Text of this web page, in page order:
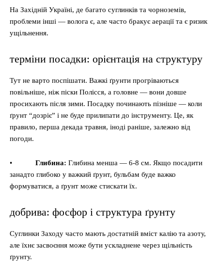
На Західній Україні, де багато суглинків та чорноземів,
проблеми інші — волога є, але часто бракує аерації та є ризик
ущільнення.
терміни посадки: орієнтація на структуру
Тут не варто поспішати. Важкі ґрунти прогріваються
повільніше, ніж піски Полісся, а головне — вони довше
просихають після зими. Посадку починають пізніше — коли
ґрунт “дозріє” і не буде прилипати до інструменту. Це, як
правило, перша декада травня, іноді раніше, залежно від
погоди.
• Глибина: Глибина менша — 6-8 см. Якщо посадити
занадто глибоко у важкий ґрунт, бульбам буде важко
формуватися, а ґрунт може стискати їх.
добрива: фосфор і структура ґрунту
Суглинки Заходу часто мають достатній вміст калію та азоту,
але їхнє засвоєння може бути ускладнене через щільність
ґрунту.